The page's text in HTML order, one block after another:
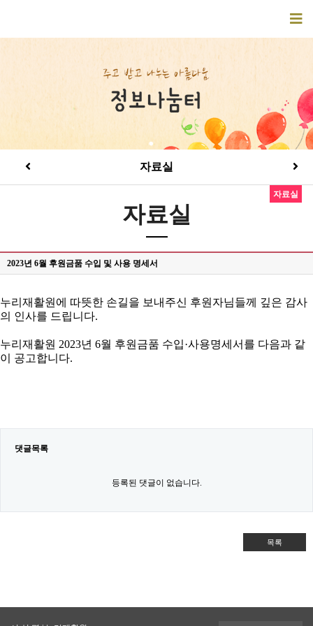
자료실
자료실
2023년 6월 후원금품 수입 및 사용 명세서
자료실
누리재활원에 따뜻한 손길을 보내주신 후원자님들께 깊은 감사
의 인사를 드립니다.
누리재활원 2023년 6월 후원금품 수입·사용명세서를 다음과 같
이 공고합니다.
댓글목록
등록된 댓글이 없습니다.
목록